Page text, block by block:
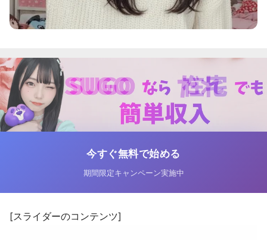
今すぐ無料で始める
期間限定キャンペーン実施中
[スライダーのコンテンツ]